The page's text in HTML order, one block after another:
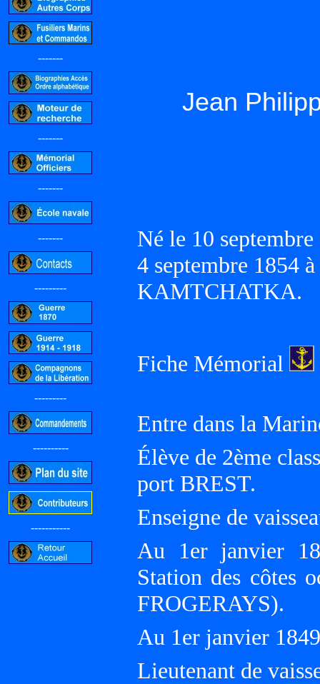
-------
-------
-------
-------
---------
---------
----------
-----------
Jean
Né le 10
4 septembre 1854
KAMTCHATKA.
Fiche Mémorial
Entre dans la
Élève de 2ème
port BREST.
Enseigne de
Au 1er janvier
Station des côtes
FROGERAYS).
Au 1er janvier
Lieutenant de